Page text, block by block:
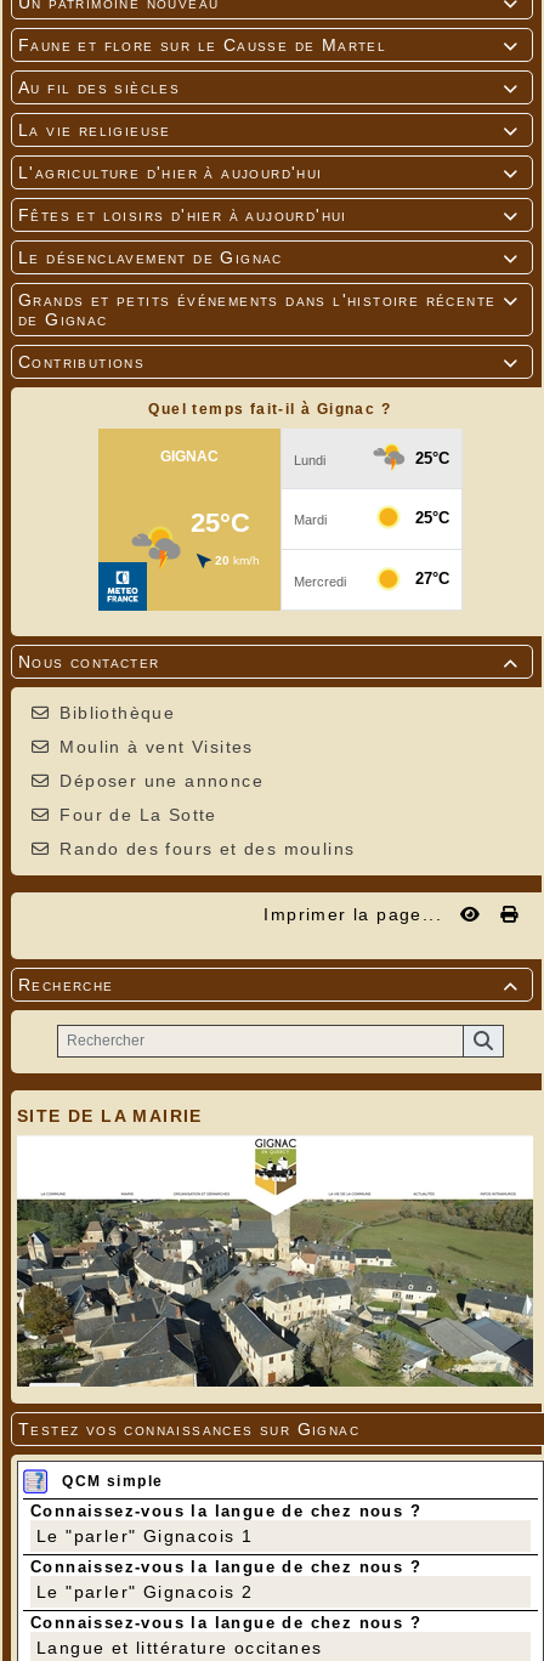


Faune et flore sur le Causse de Martel

Au fil des siècles

La vie religieuse

L'agriculture d'hier à aujourd'hui

Fêtes et loisirs d'hier à aujourd'hui

Le désenclavement de Gignac

Grands et petits événements dans l'histoire récente
de Gignac

Contributions
Quel temps fait-il à Gignac ?

Nous contacter
Bibliothèque
Moulin à vent Visites
Déposer une annonce
Four de La Sotte
Rando des fours et des moulins
Imprimer la page...

Recherche
SITE DE LA MAIRIE
Testez vos connaissances sur Gignac
QCM simple
Connaissez-vous la langue de chez nous ?
Le "parler" Gignacois 1
Connaissez-vous la langue de chez nous ?
Le "parler" Gignacois 2
Connaissez-vous la langue de chez nous ?
Langue et littérature occitanes